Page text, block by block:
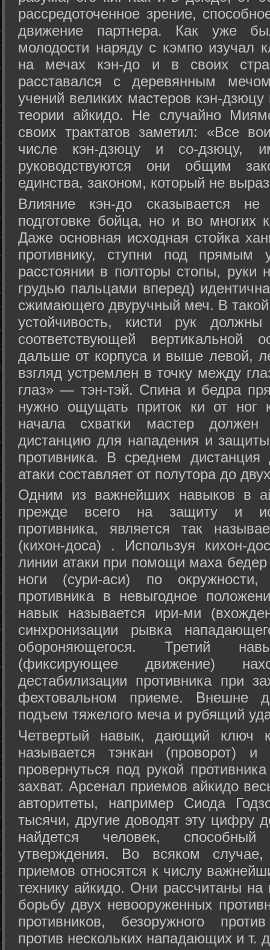
рассредоточенное зрение,
движение партнера. Как уже
молодости наряду с кэмпо изучал
на мечах кэн-до и в своих
расставался с деревянным
учений великих мастеров кэн-
теории айкидо. Не случайно
своих трактатов заметил: «Все
числе кэн-дзюцу и со-дзюцу,
руководствуются они общим
единства, законом, который не
Влияние кэн-до сказывается не
подготовке бойца, но и во многих
Даже основная исходная стойка
противнику, ступни под прямым
расстоянии в полторы стопы, руки
грудью пальцами вперед)
сжимающего двуручный меч. В
устойчивость, кисти рук
соответствующей
дальше от корпуса и выше левой,
взгляд устремлен в точку между
глаз» — тэн-тэй. Спина и бедра
нужно ощущать приток ки от
начала схватки мастер должен
дистанцию для нападения и
противника. В среднем
атаки составляет от полутора до
Одним из важнейших навыков в
прежде всего на защиту и
противника, является так
(кихон-доса) . Используя кихон-
линии атаки при помощи маха
ноги (сури-аси) по
противника в невыгодное
навык называется ири-ми
синхронизации рывка
обороняющегося. Третий
(фиксирующее движение)
дестабилизации противника при
фехтовальном приеме. Внешне
подъем тяжелого меча и рубящий
Четвертый навык, дающий ключ
называется тэнкан (проворот)
провернуться под рукой
захват. Арсенал приемов айкидо
авторитеты, например Сиода
тысячи, другие доводят эту цифру
найдется человек,
утверждения. Во всяком
приемов относятся к числу
технику айкидо. Они рассчитаны
борьбу двух невооруженных
противников, безоружного
против нескольких нападающих и т.